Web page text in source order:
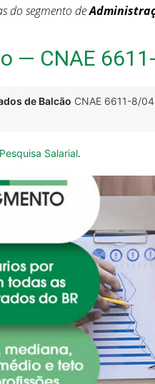
do segmento de
— CNAE
de Balcão CNAE 6611-8/
Pesquisa Salarial.